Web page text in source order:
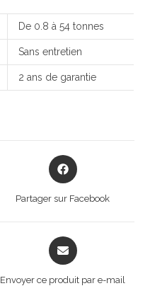
De 0.8 à 54 tonnes
Sans entretien
2 ans de garantie
Opens
in
Partager sur Facebook
Opens
in
new
Envoyer ce produit par e-mail